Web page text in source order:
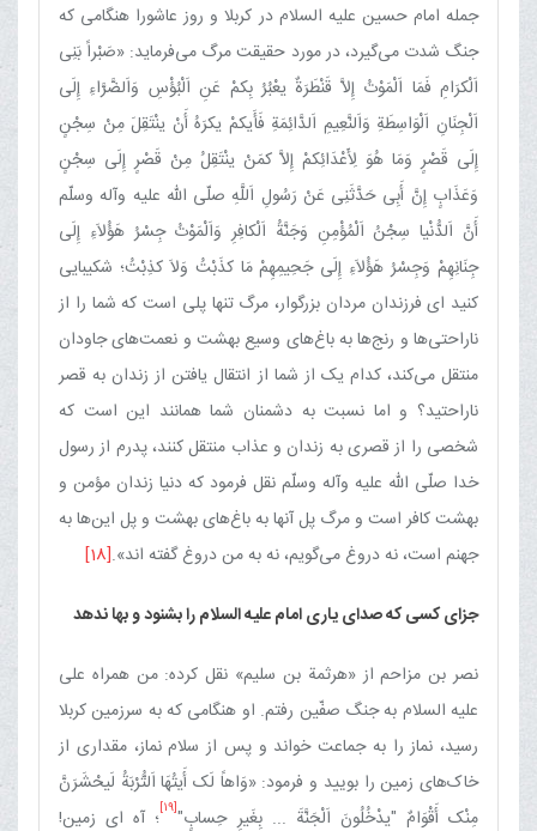
جمله امام حسین علیه السلام در کربلا و روز عاشورا هنگامی که
جنگ شدت می‌گیرد، در مورد حقیقت مرگ می‌فرماید: «صَبْراً بَنِی
اَلْکرَامِ فَمَا اَلْمَوْتُ إِلاَّ قَنْطَرَةٌ یعْبُرُ بِکمْ عَنِ اَلْبُؤْسِ وَاَلضَّرَّاءِ إِلَی
اَلْجِنَانِ اَلْوَاسِطَةِ وَاَلنَّعِیمِ اَلدَّائِمَةِ فَأَیکمْ یکرَهُ أَنْ ینْتَقِلَ مِنْ سِجْنٍ
إِلَی قَصْرٍ وَمَا هُوَ لِأَعْدَائِکمْ إِلاَّ کمَنْ ینْتَقِلُ مِنْ قَصْرٍ إِلَی سِجْنٍ
وَعَذَابٍ إِنَّ أَبِی حَدَّثَنِی عَنْ رَسُولِ اَللَّهِ صلّی الله علیه وآله وسلّم
أَنَّ اَلدُّنْیا سِجْنُ اَلْمُؤْمِنِ وَجَنَّةُ اَلْکافِرِ وَاَلْمَوْتُ جِسْرُ هَؤُلاَءِ إِلَی
جِنَانِهِمْ وَجِسْرُ هَؤُلاَءِ إِلَی جَحِیمِهِمْ مَا کذَبْتُ وَلاَ کذِبْتُ؛ شکیبایی
کنید ای فرزندان مردان بزرگوار، مرگ تنها پلی است که شما را از
ناراحتی‌ها و رنج‌ها به باغ‌های وسیع بهشت و نعمت‌های جاودان
منتقل می‌کند، کدام یک از شما از انتقال یافتن از زندان به قصر
ناراحتید؟ و اما نسبت به دشمنان شما همانند این است که
شخصی را از قصری به زندان و عذاب منتقل کنند، پدرم از رسول
خدا صلّی الله علیه وآله وسلّم نقل فرمود که دنیا زندان مؤمن و
بهشت کافر است و مرگ پل آنها به باغ‌های بهشت و پل این‌ها به
جهنم است، نه دروغ می‌گویم، نه به من دروغ گفته اند».[18]
جزای کسی که صدای یاری امام علیه السلام را بشنود و بها ندهد
نصر بن مزاحم از «هرثمة بن سلیم» نقل کرده: من همراه علی
علیه السلام به جنگ صفّین رفتم. او هنگامی که به سرزمین کربلا
رسید، نماز را به جماعت خواند و پس از سلام نماز، مقداری از
خاک‌های زمین را بویید و فرمود: «وَاهاً لَک أَیتُهَا اَلتُّرْبَةُ لَیحْشَرَنَّ
مِنْک أَقْوَامٌ "یدْخُلُونَ اَلْجَنَّةَ ... بِغَیرِ حِسابٍ"[19]؛ آه ای زمین!